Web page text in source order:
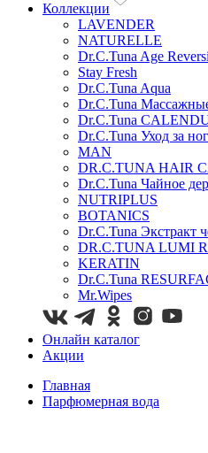
Коллекции
LAVENDER
NATURELLE
Dr.C.Tuna Age
Stay Fresh
Dr.C.Tuna Aqua
Dr.C.Tuna
Dr.C.Tuna
Dr.C.Tuna Уход за
MAN
DR.C.TUNA HAIR
Dr.C.Tuna Чайное
NUTRIPLUS
BOTANICS
Dr.C.Tuna Экстракт
DR.C.TUNA LUMI
KERATIN
Dr.C.Tuna
Mr.Wipes
Онлайн каталог
Акции
Главная
Парфюмерная вода